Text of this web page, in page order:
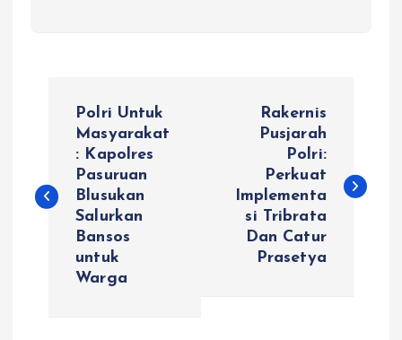
v
Polri Untuk
Masyarakat
: Kapolres
Pasuruan
Blusukan
Salurkan
Bansos
untuk
Warga
Rakernis
Pusjarah
Polri:
Perkuat
Implementa
si Tribrata
Dan Catur
Prasetya